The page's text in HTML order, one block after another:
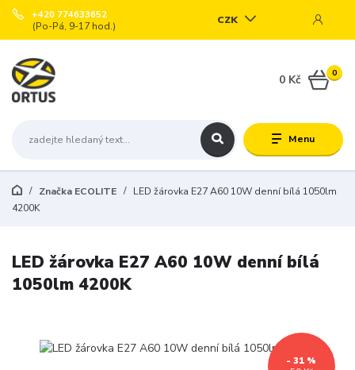
Menu
CZK
+420 774633652
(Po-Pá, 9-17 hod.)
0
0 Kč
Značka ECOLITE
LED žárovka E27 A60 10W denní bílá 1050lm
4200K
LED žárovka E27 A60 10W denní bílá
1050lm 4200K
- 31 %